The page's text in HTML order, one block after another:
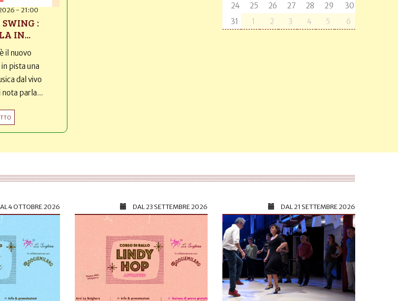
- 21:00
:
IN...
il nuovo
pista una
dal vivo
nota parla...
24
25 26 27 28 29
30
31
1 2 3 4 5 6
4 OTTOBRE 2026 DAL23 SETTEMBRE 2026 DAL21 SETTEMBRE 2026